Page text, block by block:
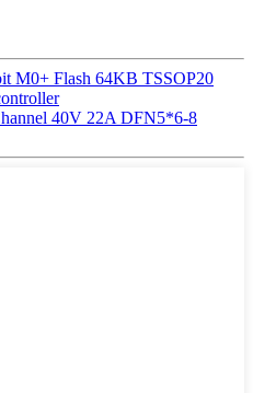
M0+ Flash 64KB TSSOP20
40V 22A DFN5*6-8